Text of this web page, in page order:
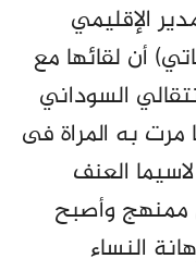
الإقليمي
أن لقائها مع
السوداني
به المراة فى
العنف
ممنهج وأصبح
النساء